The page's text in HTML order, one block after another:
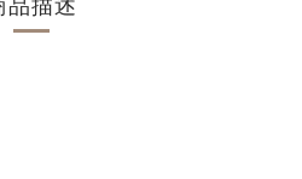
品描述